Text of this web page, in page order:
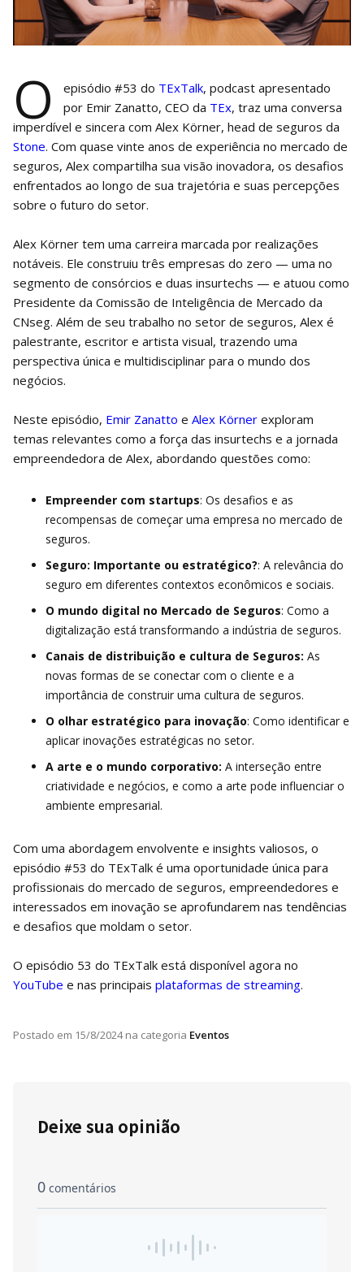
O episódio #53 do TExTalk, podcast apresentado
por Emir Zanatto, CEO da TEx, traz uma conversa
imperdível e sincera com Alex Körner, head de seguros da
Stone. Com quase vinte anos de experiência no mercado de
seguros, Alex compartilha sua visão inovadora, os desafios
enfrentados ao longo de sua trajetória e suas percepções
sobre o futuro do setor.
Alex Körner tem uma carreira marcada por realizações
notáveis. Ele construiu três empresas do zero — uma no
segmento de consórcios e duas insurtechs — e atuou como
Presidente da Comissão de Inteligência de Mercado da
CNseg. Além de seu trabalho no setor de seguros, Alex é
palestrante, escritor e artista visual, trazendo uma
perspectiva única e multidisciplinar para o mundo dos
negócios.
Neste episódio, Emir Zanatto e Alex Körner exploram
temas relevantes como a força das insurtechs e a jornada
empreendedora de Alex, abordando questões como:
Empreender com startups: Os desafios e as
recompensas de começar uma empresa no mercado de
seguros.
Seguro: Importante ou estratégico?: A relevância do
seguro em diferentes contextos econômicos e sociais.
O mundo digital no Mercado de Seguros: Como a
digitalização está transformando a indústria de seguros.
Canais de distribuição e cultura de Seguros: As
novas formas de se conectar com o cliente e a
importância de construir uma cultura de seguros.
O olhar estratégico para inovação: Como identificar e
aplicar inovações estratégicas no setor.
A arte e o mundo corporativo: A interseção entre
criatividade e negócios, e como a arte pode influenciar o
ambiente empresarial.
Com uma abordagem envolvente e insights valiosos, o
episódio #53 do TExTalk é uma oportunidade única para
profissionais do mercado de seguros, empreendedores e
interessados em inovação se aprofundarem nas tendências
e desafios que moldam o setor.
O episódio 53 do TExTalk está disponível agora no
YouTube e nas principais plataformas de streaming.
Postado em 15/8/2024na categoria Eventos
Deixe sua opinião